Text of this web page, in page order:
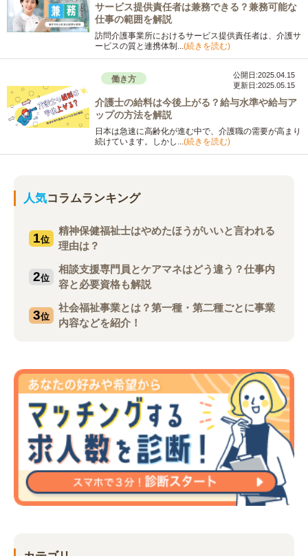
サービス提供責任者は兼務できる？兼務可能な
仕事の範囲を解説
訪問介護事業所におけるサービス提供責任者は、介護サ
ービスの質と連携体制...(続きを読む)
働き方
公開日:2025.04.15
更新日:2025.05.15
介護士の給料は今後上がる？給与水準や給与ア
ップの方法を解説
日本は急速に高齢化が進む中で、介護職の需要が高まり
続けています。しかし...(続きを読む)
人気コラムランキング
1位
精神保健福祉士はやめたほうがいいと言われる
理由は？
2位
相談支援専門員とケアマネはどう違う？仕事内
容と必要資格も解説
3位
社会福祉事業とは？第一種・第二種ごとに事業
内容などを紹介！